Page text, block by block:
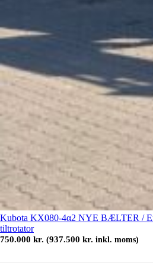
Kubota KX080-4α2 NYE BÆLTER /
tiltrotator
750.000 kr. (937.500 kr. inkl. moms)